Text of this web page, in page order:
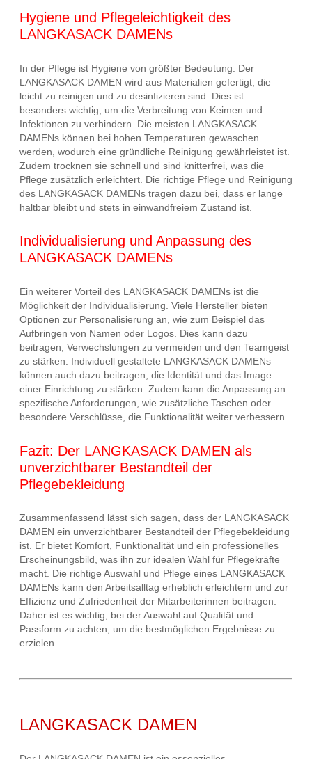
Hygiene und Pflegeleichtigkeit des
LANGKASACK DAMENs
In der Pflege ist Hygiene von größter Bedeutung. Der
LANGKASACK DAMEN wird aus Materialien gefertigt, die
leicht zu reinigen und zu desinfizieren sind. Dies ist
besonders wichtig, um die Verbreitung von Keimen und
Infektionen zu verhindern. Die meisten LANGKASACK
DAMENs können bei hohen Temperaturen gewaschen
werden, wodurch eine gründliche Reinigung gewährleistet ist.
Zudem trocknen sie schnell und sind knitterfrei, was die
Pflege zusätzlich erleichtert. Die richtige Pflege und Reinigung
des LANGKASACK DAMENs tragen dazu bei, dass er lange
haltbar bleibt und stets in einwandfreiem Zustand ist.
Individualisierung und Anpassung des
LANGKASACK DAMENs
Ein weiterer Vorteil des LANGKASACK DAMENs ist die
Möglichkeit der Individualisierung. Viele Hersteller bieten
Optionen zur Personalisierung an, wie zum Beispiel das
Aufbringen von Namen oder Logos. Dies kann dazu
beitragen, Verwechslungen zu vermeiden und den Teamgeist
zu stärken. Individuell gestaltete LANGKASACK DAMENs
können auch dazu beitragen, die Identität und das Image
einer Einrichtung zu stärken. Zudem kann die Anpassung an
spezifische Anforderungen, wie zusätzliche Taschen oder
besondere Verschlüsse, die Funktionalität weiter verbessern.
Fazit: Der LANGKASACK DAMEN als
unverzichtbarer Bestandteil der
Pflegebekleidung
Zusammenfassend lässt sich sagen, dass der LANGKASACK
DAMEN ein unverzichtbarer Bestandteil der Pflegebekleidung
ist. Er bietet Komfort, Funktionalität und ein professionelles
Erscheinungsbild, was ihn zur idealen Wahl für Pflegekräfte
macht. Die richtige Auswahl und Pflege eines LANGKASACK
DAMENs kann den Arbeitsalltag erheblich erleichtern und zur
Effizienz und Zufriedenheit der Mitarbeiterinnen beitragen.
Daher ist es wichtig, bei der Auswahl auf Qualität und
Passform zu achten, um die bestmöglichen Ergebnisse zu
erzielen.
LANGKASACK DAMEN